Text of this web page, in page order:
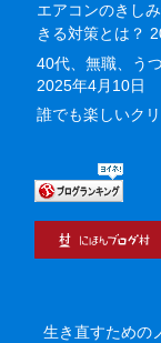
エアコンのきし
きる対策とは？
40代、無職、う
2025年4月10日
誰でも楽しいク
生き直すための